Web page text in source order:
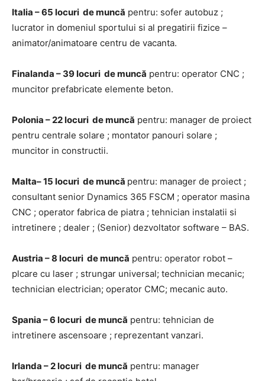
Italia – 65 locuri de muncă pentru: sofer autobuz ;
lucrator in domeniul sportului si al pregatirii fizice –
animator/animatoare centru de vacanta.
Finalanda – 39 locuri de muncă pentru: operator CNC ;
muncitor prefabricate elemente beton.
Polonia – 22 locuri de muncă pentru: manager de proiect
pentru centrale solare ; montator panouri solare ;
muncitor in constructii.
Malta– 15 locuri de muncă pentru: manager de proiect ;
consultant senior Dynamics 365 FSCM ; operator masina
CNC ; operator fabrica de piatra ; tehnician instalatii si
intretinere ; dealer ; (Senior) dezvoltator software – BAS.
Austria – 8 locuri de muncă pentru: operator robot –
plcare cu laser ; strungar universal; technician mecanic;
technician electrician; operator CMC; mecanic auto.
Spania – 6 locuri de muncă pentru: tehnician de
intretinere ascensoare ; reprezentant vanzari.
Irlanda – 2 locuri de muncă pentru: manager